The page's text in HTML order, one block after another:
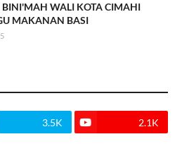
BINI'MAH WALI KOTA CIMAHI
MAKANAN BASI
3.5K 2.1K